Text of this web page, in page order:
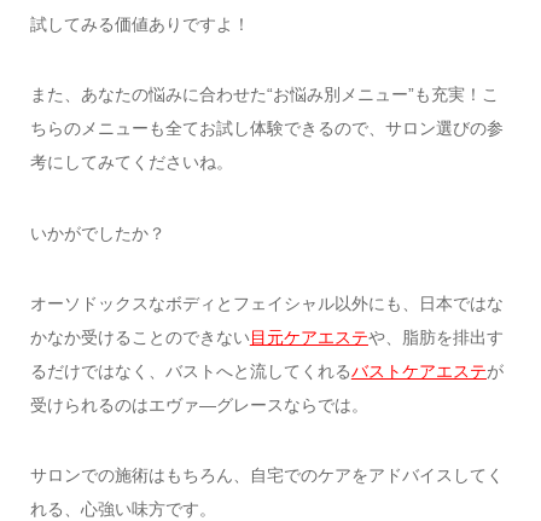
試してみる価値ありですよ！
また、あなたの悩みに合わせた“お悩み別メニュー”も充実！こ
ちらのメニューも全てお試し体験できるので、サロン選びの参
考にしてみてくださいね。
いかがでしたか？
オーソドックスなボディとフェイシャル以外にも、日本ではな
かなか受けることのできない目元ケアエステや、脂肪を排出す
るだけではなく、バストへと流してくれるバストケアエステが
受けられるのはエヴァ―グレースならでは。
サロンでの施術はもちろん、自宅でのケアをアドバイスしてく
れる、心強い味方です。